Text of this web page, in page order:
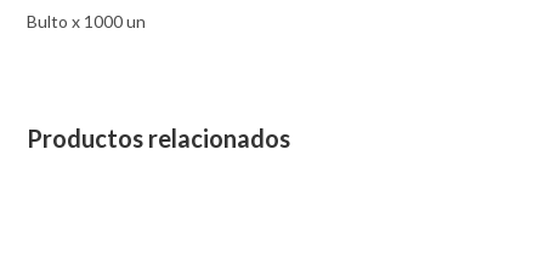
Bulto x 1000 un
Productos relacionados